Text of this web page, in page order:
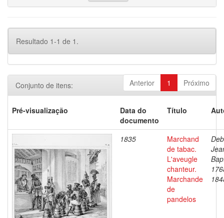
Resultado 1-1 de 1.
Anterior 1 Próximo
Conjunto de itens:
Pré-visualização
Data do
documento
Título
1835
Marchand
de tabac.
L'aveugle
chanteur.
Marchande
de
pandelos